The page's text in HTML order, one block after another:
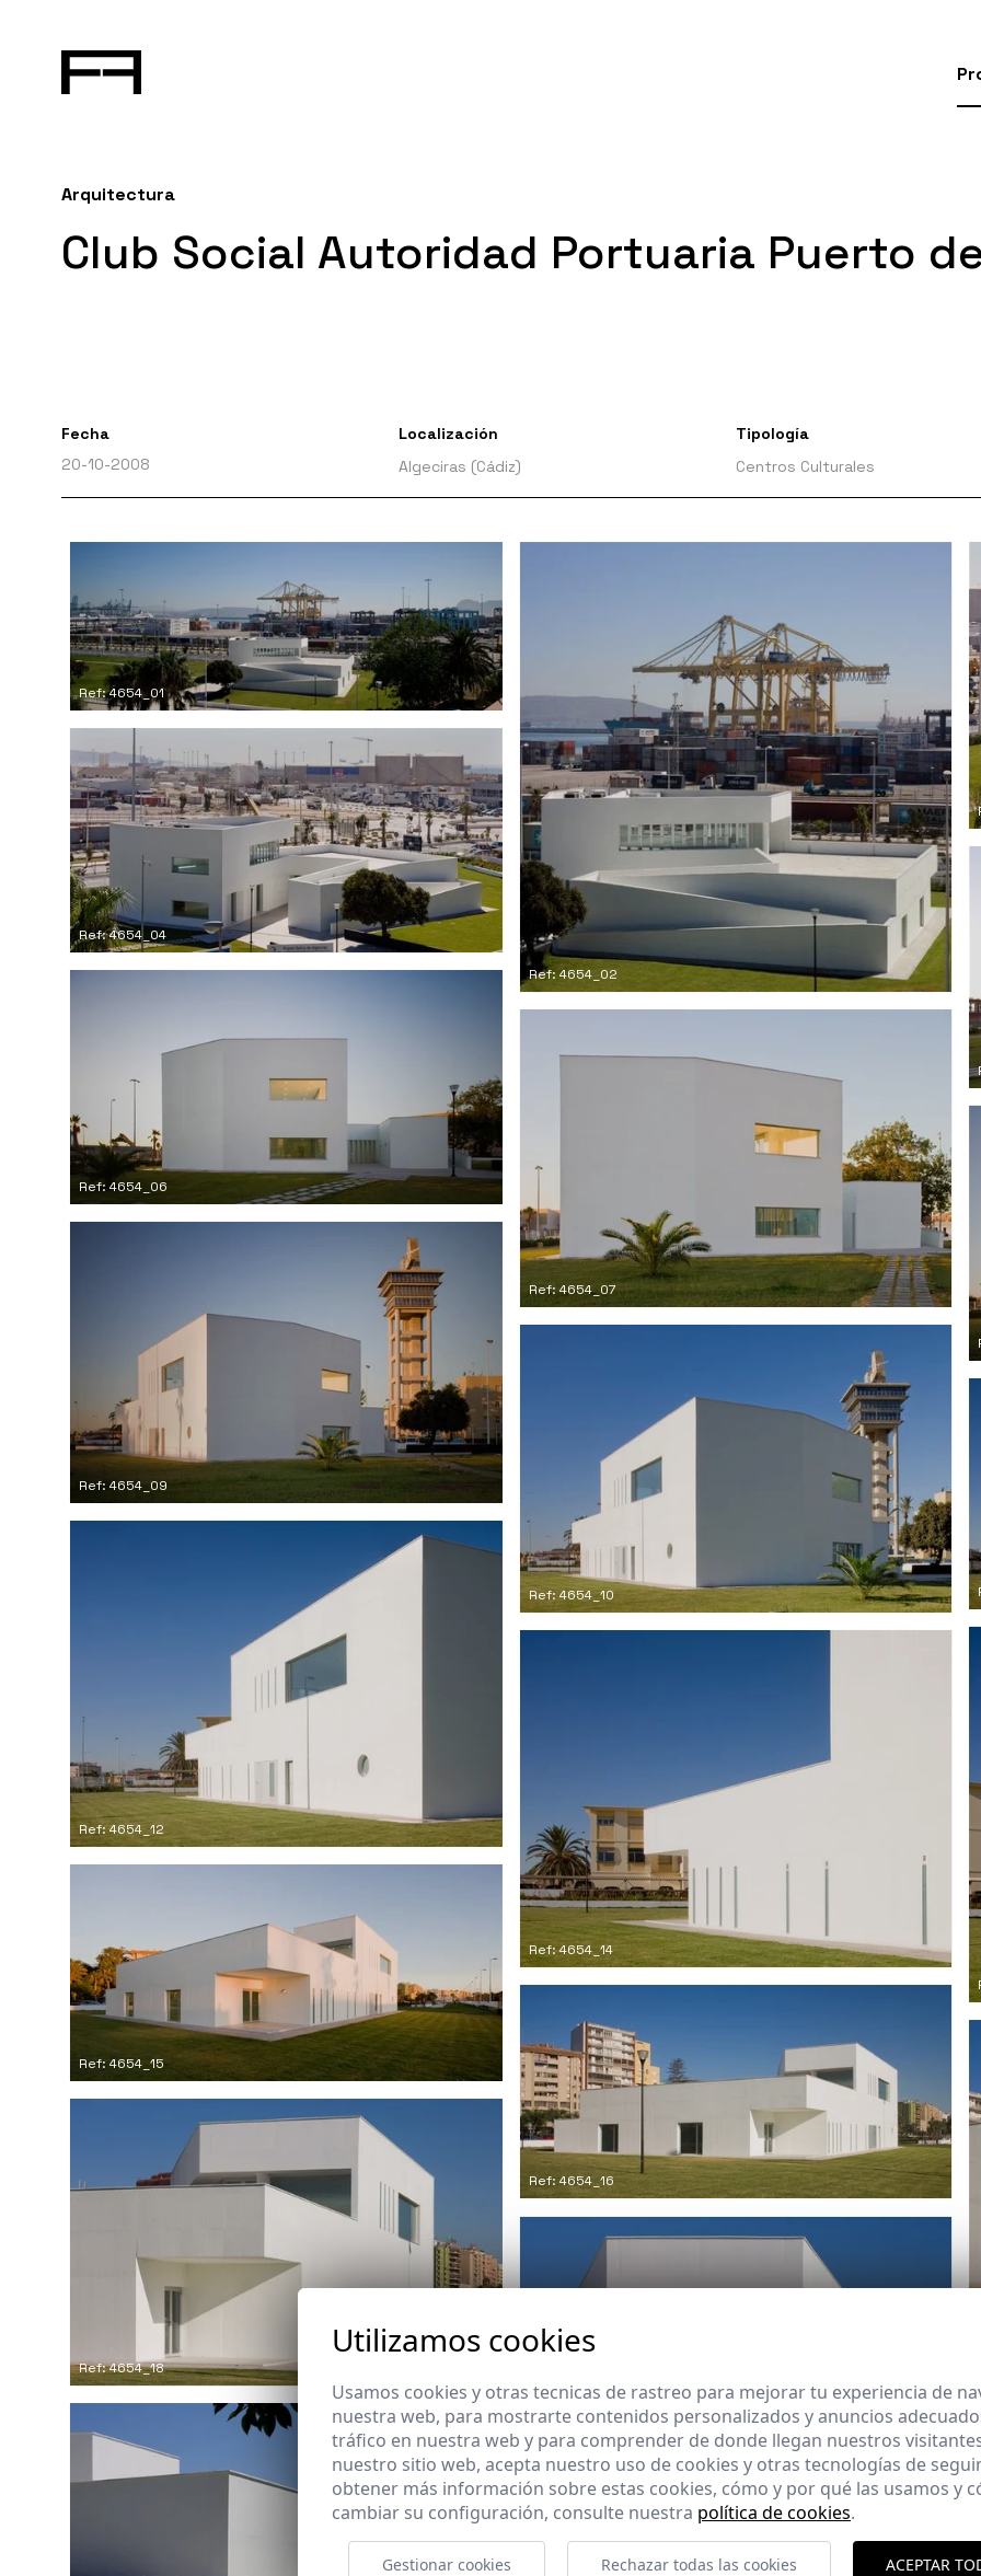
Arquitectura
Club Social Autoridad Portuaria Puerto
Fecha
20-10-2008
Localización
Algeciras (Cádiz)
Tipología
Centros Culturales
Ref: 4654_01
Ref: 4654_02
Ref: 4654_04
Ref: 4654_06
Ref: 4654_07
Ref: 4654_09
Ref: 4654_10
Ref: 4654_12
Ref: 4654_14
Ref: 4654_15
Ref: 4654_16
Ref: 4654_18
Ref: 4654_19
Utilizamos cookies
Usamos cookies y otras tecnicas de rastreo para mejorar tu experiencia de
nuestra web, para mostrarte contenidos personalizados y anuncios
tráfico en nuestra web y para comprender de donde llegan nuestros
nuestro sitio web, acepta nuestro uso de cookies y otras tecnologías de
obtener más información sobre estas cookies, cómo y por qué las usamos y
cambiar su configuración, consulte nuestra política de cookies.
Gestionar cookies Rechazar todas las cookies ACEPTAR